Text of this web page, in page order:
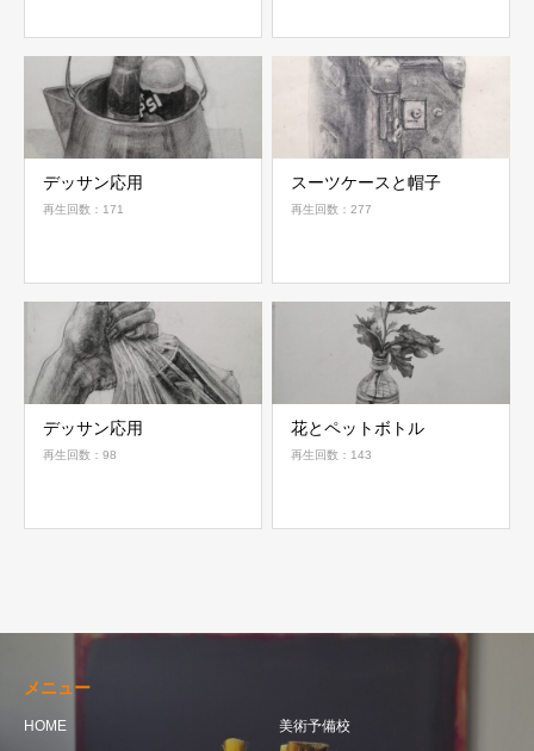
デッサン応用
再生回数：171
スーツケースと帽子
再生回数：277
デッサン応用
再生回数：98
花とペットボトル
再生回数：143
メニュー
HOME 美術予備校